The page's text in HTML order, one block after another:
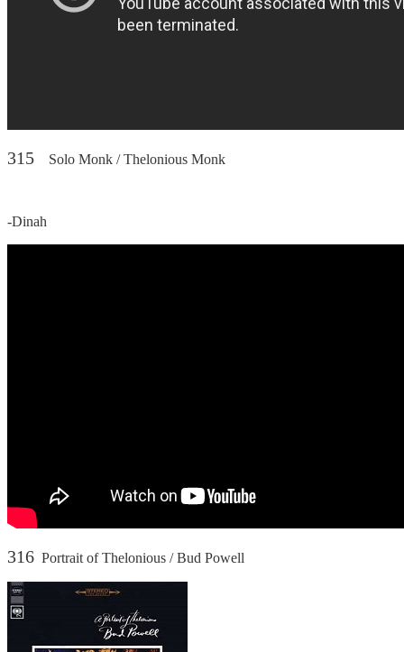
315 Solo Monk / Thelonious Monk
-Dinah
316 Portrait of Thelonious / Bud Powell